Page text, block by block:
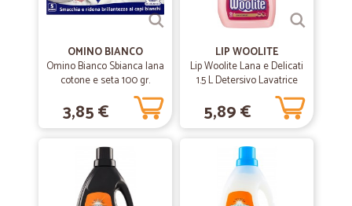
Ottimo servizio, ampia scelta di prodotti, suddivisi in modo chiaro per
categorie quindi molto facile e intuitivo fare la spesa online.
OMINO BIANCO
Omino Bianco Sbianca lana
cotone e seta 100 gr.
3,85 €
LIP WOOLITE
Lip Woolite Lana e Delicati
1.5 L Detersivo Lavatrice
5,89 €